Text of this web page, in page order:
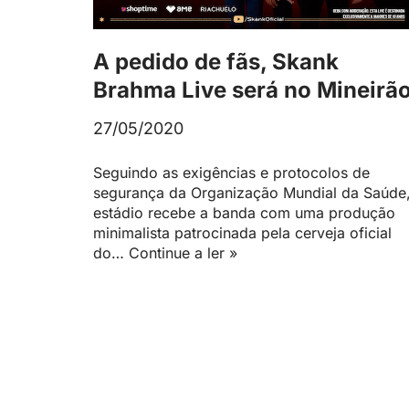
A pedido de fãs, Skank
Brahma Live será no
27/05/2020
Seguindo as exigências e protocolos de
segurança da Organização Mundial da
estádio recebe a banda com uma produção
minimalista patrocinada pela cerveja oficial
do… Continue a ler »